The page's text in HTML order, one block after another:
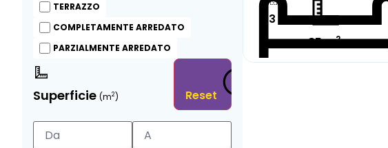
TERRAZZO
COMPLETAMENTE ARREDATO
PARZIALMENTE ARREDATO
Superficie (m2) Reset
3
85 m2